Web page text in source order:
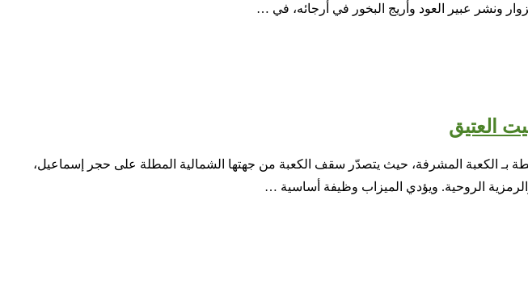
ونشر عبير العود وأريج البخور في أرجائه، في …
العتيق
بـ الكعبة المشرفة، حيث يتصدّر سقف الكعبة من جهتها الشمالية المطلة على حجر إسماعيل،
والرمزية الروحية. ويؤدي الميزاب وظيفة أساسية …